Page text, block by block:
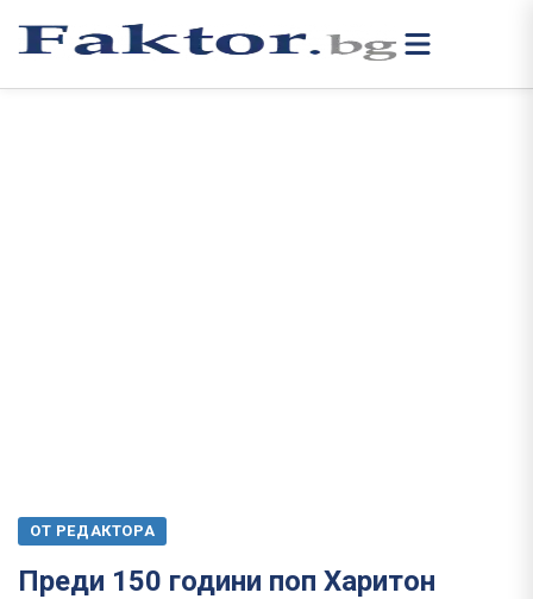
ОТ РЕДАКТОРА
Преди 150 години поп Харитон